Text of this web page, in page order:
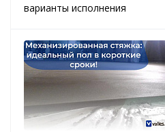
варианты исполнения